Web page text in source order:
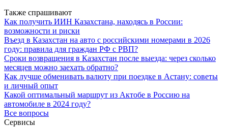
Также спрашивают
Как получить ИИН Казахстана, находясь в России:
возможности и риски
Въезд в Казахстан на авто с российскими номерами в 2026
году: правила для граждан РФ с РВП?
Сроки возвращения в Казахстан после выезда: через сколько
месяцев можно заехать обратно?
Как лучше обменивать валюту при поездке в Астану: советы
и личный опыт
Какой оптимальный маршрут из Актобе в Россию на
автомобиле в 2024 году?
Все вопросы
Сервисы